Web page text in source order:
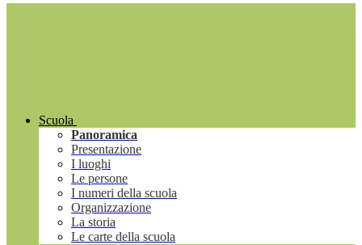
Scuola
Panoramica
Presentazione
I luoghi
Le persone
I numeri della scuola
Organizzazione
La storia
Le carte della scuola